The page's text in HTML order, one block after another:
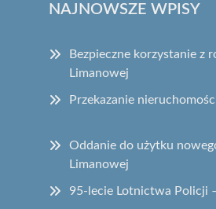
NAJNOWSZE WPISY
Bezpieczne korzystanie z
Limanowej
Przekazanie
Oddanie do użytku
Limanowej
95-lecie Lotnictwa Policji